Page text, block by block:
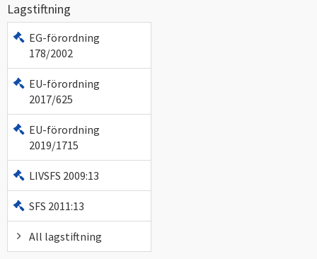
Lagstiftning
EG-förordning
178/2002
EU-förordning
2017/625
EU-förordning
2019/1715
LIVSFS 2009:13
SFS 2011:13
All lagstiftning